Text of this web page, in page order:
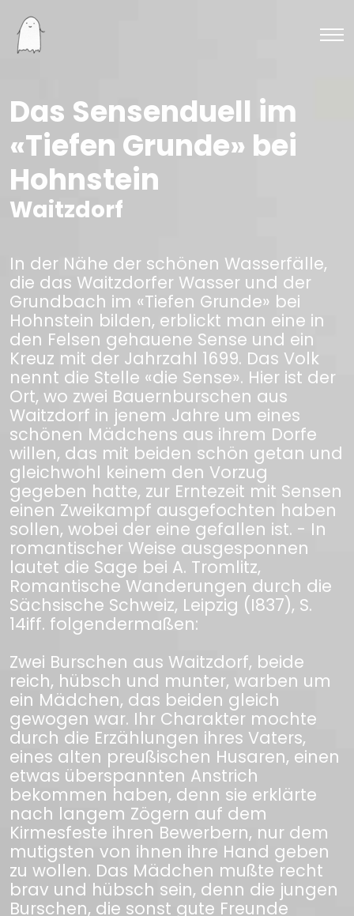
Das Sensenduell im
«Tiefen Grunde» bei
Hohnstein
Waitzdorf
In der Nähe der schönen Wasserfälle,
die das Waitzdorfer Wasser und der
Grundbach im «Tiefen Grunde» bei
Hohnstein bilden, erblickt man eine in
den Felsen gehauene Sense und ein
Kreuz mit der Jahrzahl 1699. Das Volk
nennt die Stelle «die Sense». Hier ist der
Ort, wo zwei Bauernburschen aus
Waitzdorf in jenem Jahre um eines
schönen Mädchens aus ihrem Dorfe
willen, das mit beiden schön getan und
gleichwohl keinem den Vorzug
gegeben hatte, zur Erntezeit mit Sensen
einen Zweikampf ausgefochten haben
sollen, wobei der eine gefallen ist. - In
romantischer Weise ausgesponnen
lautet die Sage bei A. Tromlitz,
Romantische Wanderungen durch die
Sächsische Schweiz, Leipzig (I837), S.
14iff. folgendermaßen:
Zwei Burschen aus Waitzdorf, beide
reich, hübsch und munter, warben um
ein Mädchen, das beiden gleich
gewogen war. Ihr Charakter mochte
durch die Erzählungen ihres Vaters,
eines alten preußischen Husaren, einen
etwas überspannten Anstrich
bekommen haben, denn sie erklärte
nach langem Zögern auf dem
Kirmesfeste ihren Bewerbern, nur dem
mutigsten von ihnen ihre Hand geben
zu wollen. Das Mädchen mußte recht
brav und hübsch sein, denn die jungen
Burschen, die sonst gute Freunde